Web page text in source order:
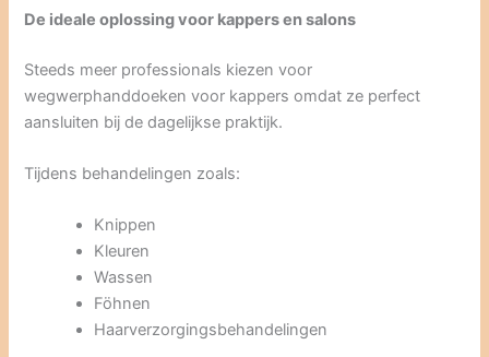
De ideale oplossing voor kappers en salons
Steeds meer professionals kiezen voor
wegwerphanddoeken voor kappers omdat ze perfect
aansluiten bij de dagelijkse praktijk.
Tijdens behandelingen zoals:
Knippen
Kleuren
Wassen
Föhnen
Haarverzorgingsbehandelingen